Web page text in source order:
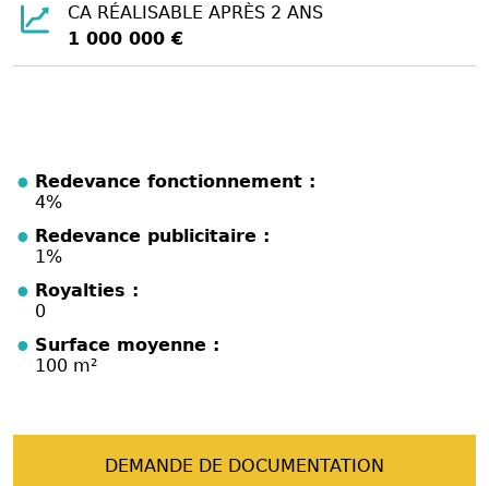
CA RÉALISABLE APRÈS 2 ANS
1 000 000 €
Redevance fonctionnement :
4%
Redevance publicitaire :
1%
Royalties :
0
Surface moyenne :
100 m²
DEMANDE DE DOCUMENTATION